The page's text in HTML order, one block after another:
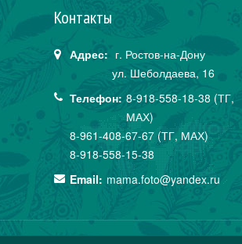
Контакты
Адрес: г. Ростов-на-Дону
ул. Шеболдаева, 16
Телефон: 8-918-558-18-38 (ТГ,
МАХ)
8-961-408-67-67 (ТГ, МАХ)
8-918-558-15-38
Email: mama.foto@yandex.ru